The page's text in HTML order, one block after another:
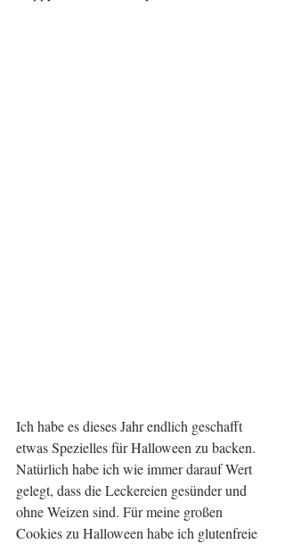
Ich habe es dieses Jahr endlich geschafft
etwas Spezielles für Halloween zu backen.
Natürlich habe ich wie immer darauf Wert
gelegt, dass die Leckereien gesünder und
ohne Weizen sind. Für meine großen
Cookies zu Halloween habe ich glutenfreie